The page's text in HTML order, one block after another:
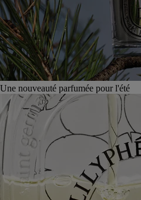
Une nouveauté parfumée pour l'été